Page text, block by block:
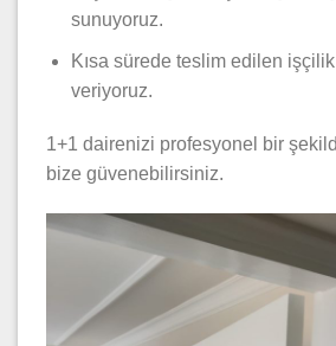
sunuyoruz.
Kısa sürede teslim edilen
veriyoruz.
1+1 dairenizi profesyonel bir
bize güvenebilirsiniz.